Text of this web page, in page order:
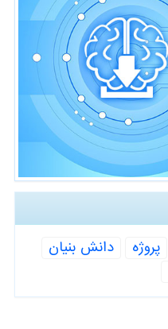
پروژه
دانش بنیان